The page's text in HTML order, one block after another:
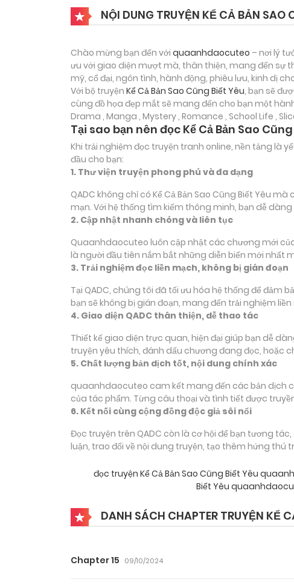
NỘI DUNG TRUYỆN KỂ CẢ BẢN SAO
Chào mừng bạn đến với quaanhdaocuteo – nơi lý
ưu với giao diện mượt mà, thân thiện, mang đến sự
mỹ, cổ đại, ngôn tình, hành động, phiêu lưu, kinh dị
Với bộ truyện Kể Cả Bản Sao Cũng Biết Yêu, bạn sẽ
cùng đồ họa đẹp mắt sẽ mang đến cho bạn một
Drama , Manga , Mystery , Romance , School Life ,
Tại sao bạn nên đọc Kể Cả Bản Sao
Khi trải nghiệm đọc truyện tranh online, nền tảng là
đầu cho bạn:
1. Thư viện truyện phong phú và đa dạng
QADC không chỉ có Kể Cả Bản Sao Cũng Biết Yêu
mạn. Với hệ thống tìm kiếm thông minh, bạn dễ
2. Cập nhật nhanh chóng và liên tục
Quaanhdaocuteo luôn cập nhật các chương mới của
là người đầu tiên nắm bắt những diễn biến mới nhất
3. Trải nghiệm đọc liền mạch, không bị gián đoạn
Tại QADC, chúng tôi đã tối ưu hóa hệ thống để đảm
bạn sẽ không bị gián đoạn, mang đến trải nghiệm
4. Giao diện QADC thân thiện, dễ thao tác
Thiết kế giao diện trực quan, hiện đại giúp bạn dễ
truyện yêu thích, đánh dấu chương đang đọc, hoặc
5. Chất lượng bản dịch tốt, nội dung chính xác
quaanhdaocuteo cam kết mang đến các bản dịch
của tác phẩm. Từng câu thoại và tình tiết được
6. Kết nối cùng cộng đồng độc giả sôi nổi
Đọc truyện trên QADC còn là cơ hội để bạn tương
luận, trao đổi về nội dung truyện, tạo thêm hứng thú
đọc truyện Kể Cả Bản Sao Cũng Biết Yêu
Biết Yêu
DANH SÁCH CHAPTER TRUYỆN KỂ
Chapter 15 09/10/2024